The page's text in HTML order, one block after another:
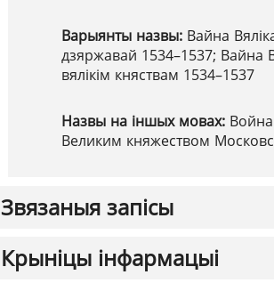
Варыянты назвы: Вайна
дзяржавай 1534–1537; Вайна
вялікім княствам 1534–1537
Назвы на іншых мовах:
Великим княжеством
Звязаныя запісы
Крыніцы інфармацыі